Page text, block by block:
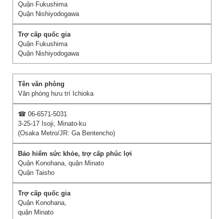
Quận Fukushima
Quận Nishiyodogawa
Quận Fukushima
Quận Nishiyodogawa
Văn phòng hưu trí Ichioka
☎ 06-6571-5031
3-25-17 Isoji, Minato-ku
(Osaka Metro/JR: Ga Bentencho)
Quận Konohana, quận Minato
Quận Taisho
Quận Konohana,
quận Minato